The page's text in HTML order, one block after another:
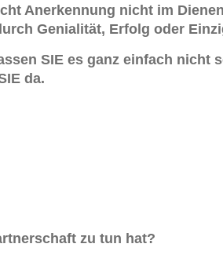
Anerkennung nicht im
Genialität, Erfolg oder
SIE es ganz einfach nicht
da.
zu tun hat?